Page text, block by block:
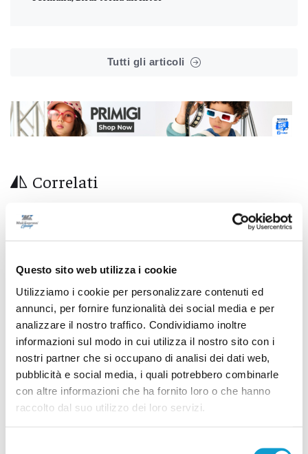
Questo sito web utilizza i cookie
Utilizziamo i cookie per personalizzare contenuti ed
annunci, per fornire funzionalità dei social media e per
analizzare il nostro traffico. Condividiamo inoltre
informazioni sul modo in cui utilizza il nostro sito con i
nostri partner che si occupano di analisi dei dati web,
pubblicità e social media, i quali potrebbero combinarle
con altre informazioni che ha fornito loro o che hanno
raccolto dal suo utilizzo dei loro servizi.
Tutti gli articoli
Correlati
Ascoli - Sventato tentativo di introdurre